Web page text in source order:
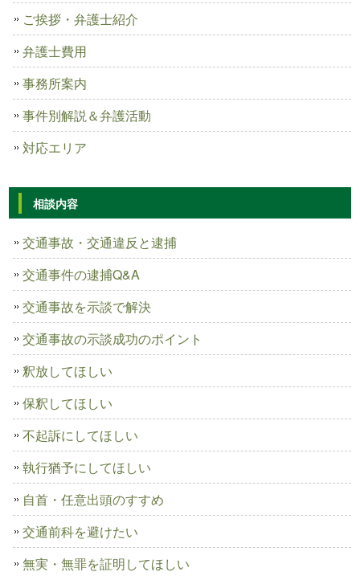
ご挨拶・弁護士紹介
弁護士費用
事務所案内
事件別解説＆弁護活動
対応エリア
相談内容
交通事故・交通違反と逮捕
交通事件の逮捕Q&A
交通事故を示談で解決
交通事故の示談成功のポイント
釈放してほしい
保釈してほしい
不起訴にしてほしい
執行猶予にしてほしい
自首・任意出頭のすすめ
交通前科を避けたい
無実・無罪を証明してほしい